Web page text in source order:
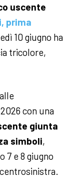
uscente
prima
10 giugno ha
tricolore,
con una
giunta
simboli,
7 e 8 giugno